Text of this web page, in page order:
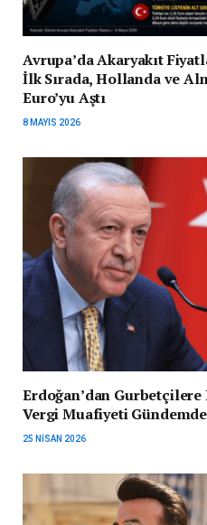
Avrupa’da Akaryakıt
İlk Sırada, Hollanda ve
Euro’yu Aştı
8 MAYIS 2026
Erdoğan’dan Gurbetçilere
Vergi Muafiyeti
25 NISAN 2026